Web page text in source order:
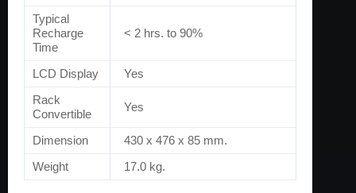
Typical
Recharge
Time
< 2 hrs. to 90%
LCD Display Yes
Rack
Convertible
Yes
Dimension 430 x 476 x 85 mm.
Weight 17.0 kg.